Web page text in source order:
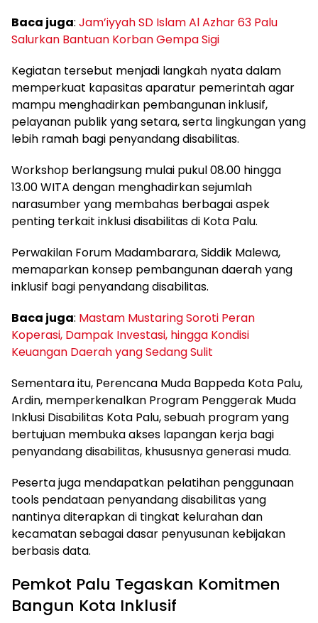
Baca juga: Jam’iyyah SD Islam Al Azhar 63 Palu
Salurkan Bantuan Korban Gempa Sigi
Kegiatan tersebut menjadi langkah nyata dalam
memperkuat kapasitas aparatur pemerintah agar
mampu menghadirkan pembangunan inklusif,
pelayanan publik yang setara, serta lingkungan yang
lebih ramah bagi penyandang disabilitas.
Workshop berlangsung mulai pukul 08.00 hingga
13.00 WITA dengan menghadirkan sejumlah
narasumber yang membahas berbagai aspek
penting terkait inklusi disabilitas di Kota Palu.
Perwakilan Forum Madambarara, Siddik Malewa,
memaparkan konsep pembangunan daerah yang
inklusif bagi penyandang disabilitas.
Baca juga: Mastam Mustaring Soroti Peran
Koperasi, Dampak Investasi, hingga Kondisi
Keuangan Daerah yang Sedang Sulit
Sementara itu, Perencana Muda Bappeda Kota Palu,
Ardin, memperkenalkan Program Penggerak Muda
Inklusi Disabilitas Kota Palu, sebuah program yang
bertujuan membuka akses lapangan kerja bagi
penyandang disabilitas, khususnya generasi muda.
Peserta juga mendapatkan pelatihan penggunaan
tools pendataan penyandang disabilitas yang
nantinya diterapkan di tingkat kelurahan dan
kecamatan sebagai dasar penyusunan kebijakan
berbasis data.
Pemkot Palu Tegaskan Komitmen
Bangun Kota Inklusif